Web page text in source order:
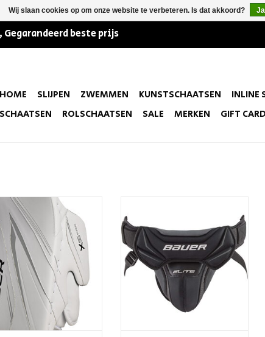
beste prijs
HOME SLIJPEN ZWEMMEN KUNSTSCHAATSEN INLINE
SCHAATSEN
ROLSCHAATSEN SALE MERKEN GIFT CARD
Blocker Vapor X5 Pro Sr Wht
AAN WINKELWAGEN
Wij slaan cookies op om onze website te verbeteren. Is dat akkoord? Ja